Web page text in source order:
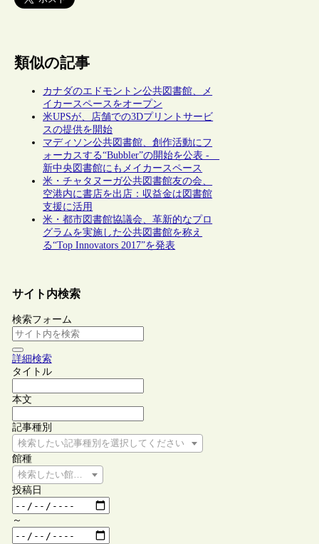
類似の記事
カナダのエドモントン公共図書館、メ
イカースペースをオープン
米UPSが、店舗での3Dプリントサービ
スの提供を開始
マディソン公共図書館、創作活動にフ
ォーカスする“Bubbler”の開始を公表 -
新中央図書館にもメイカースペース
米・チャタヌーガ公共図書館友の会、
空港内に書店を出店：収益金は図書館
支援に活用
米・都市図書館協議会、革新的なプロ
グラムを実施した公共図書館を称え
る“Top Innovators 2017”を発表
サイト内検索
検索フォーム
詳細検索
タイトル
本文
記事種別
検索したい記事種別を選択してください
館種
検索したい館種を選択してください
投稿日
～